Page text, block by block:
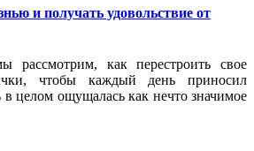
и получать удовольствие от
рассмотрим, как перестроить свое
чтобы каждый день приносил
в целом ощущалась как нечто значимое